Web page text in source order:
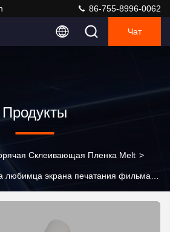
86-755-8996-0062
Чат
Продукты
Склеивающая Пленка Melt >
любимца экрана печатания фильма